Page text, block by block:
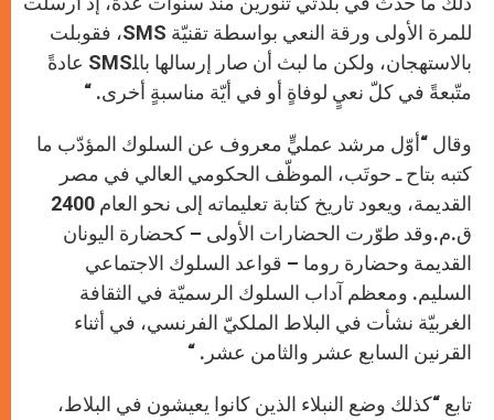
للمرة الأولى ورقة النعي بواسطة تقنيّة SMS، فقوبلت
بالاستهجان، ولكن ما لبث أن صار إرسالها باﻠSMS عادةً
متّبعةً في كلّ نعيٍ لوفاةٍ أو في أيّة مناسبةٍ أخرى. “
وقال “أوّل مرشد عمليٍّ معروف عن السلوك المؤدّب ما
كتبه بتاح ـ حوتَب، الموظّف الحكومي العالي في مصر
القديمة، ويعود تاريخ كتابة تعليماته إلى نحو العام 2400
ق.م.وقد طوّرت الحضارات الأولى – كحضارة اليونان
القديمة وحضارة روما – قواعد السلوك الاجتماعي
السليم. ومعظم آداب السلوك الرسميّة في الثقافة
الغربيّة نشأت في البلاط الملكيّ الفرنسي، في أثناء
القرنين السابع عشر والثامن عشر. “
تابع “كذلك وضع النبلاء الذين كانوا يعيشون في البلاط،